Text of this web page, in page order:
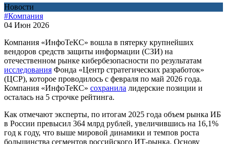
Новости
#Компания
04 Июн 2026
Компания «ИнфоТеКС» вошла в пятерку крупнейших
вендоров средств защиты информации (СЗИ) на
отечественном рынке кибербезопасности по результатам
исследования Фонда «Центр стратегических разработок»
(ЦСР), которое проводилось с февраля по май 2026 года.
Компания «ИнфоТеКС» сохранила лидерские позиции и
осталась на 5 строчке рейтинга.
Как отмечают эксперты, по итогам 2025 года объем рынка ИБ
в России превысил 364 млрд рублей, увеличившись на 16,1%
год к году, что выше мировой динамики и темпов роста
большинства сегментов российского ИТ-рынка. Основу